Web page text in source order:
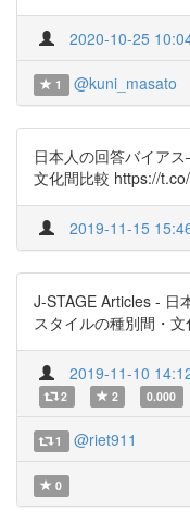
2020-10-25
1 @kuni_masato
日本人の回答バイア
文化間比較 https://
2019-11-15
J-STAGE Articles -
スタイルの種別間・
2019-11-10
2 2 0.000
1 @riet911
0